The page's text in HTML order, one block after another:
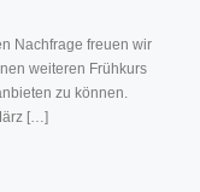
Nachfrage freuen wir
weiteren Frühkurs
zu können.
[…]